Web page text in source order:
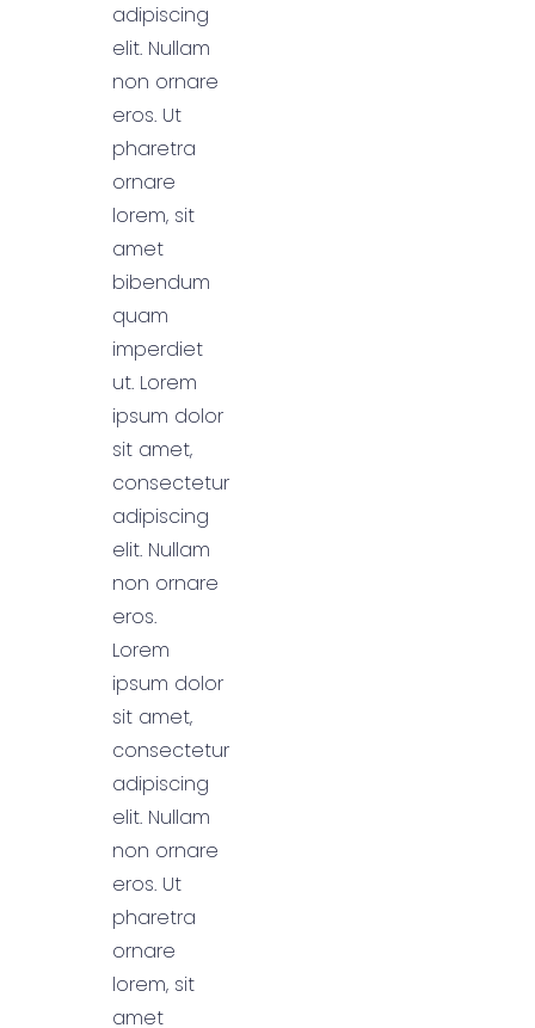
adipiscing
elit. Nullam
non ornare
eros. Ut
pharetra
ornare
lorem, sit
amet
bibendum
quam
imperdiet
ut. Lorem
ipsum dolor
sit amet,
consectetur
adipiscing
elit. Nullam
non ornare
eros.
Lorem
ipsum dolor
sit amet,
consectetur
adipiscing
elit. Nullam
non ornare
eros. Ut
pharetra
ornare
lorem, sit
amet